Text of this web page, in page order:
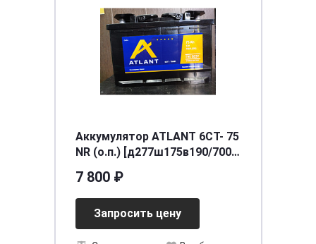
Аккумулятор ATLANT 6СТ- 75
NR (о.п.) [д277ш175в190/700]
7 800 ₽
Запросить цену